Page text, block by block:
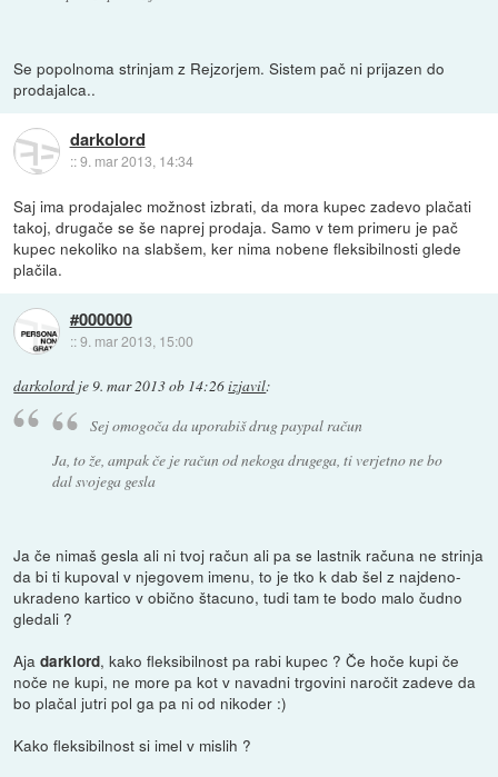
Se popolnoma strinjam z Rejzorjem. Sistem pač ni prijazen do
prodajalca..
darkolord
::9. mar 2013, 14:34
Saj ima prodajalec možnost izbrati, da mora kupec zadevo plačati
takoj, drugače se še naprej prodaja. Samo v tem primeru je pač
kupec nekoliko na slabšem, ker nima nobene fleksibilnosti glede
plačila.
#000000
::9. mar 2013, 15:00
darkolord je9. mar 2013 ob 14:26izjavil:
Sej omogoča da uporabiš drug paypal račun
Ja, to že, ampak če je račun od nekoga drugega, ti verjetno ne bo
dal svojega gesla
Ja če nimaš gesla ali ni tvoj račun ali pa se lastnik računa ne strinja
da bi ti kupoval v njegovem imenu, to je tko k dab šel z najdeno-
ukradeno kartico v obično štacuno, tudi tam te bodo malo čudno
gledali ?
Ajadarklord, kako fleksibilnost pa rabi kupec ? Če hoče kupi če
noče ne kupi, ne more pa kot v navadni trgovini naročit zadeve da
bo plačal jutri pol ga pa ni od nikoder :)
Kako fleksibilnost si imel v mislih ?